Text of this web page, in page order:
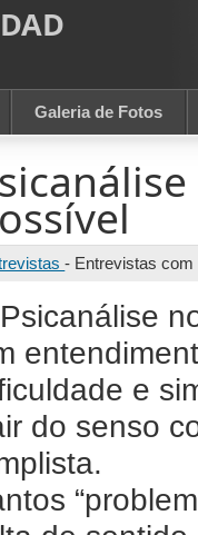
Galeria de Fotos
- Entrevistas com
e
do senso